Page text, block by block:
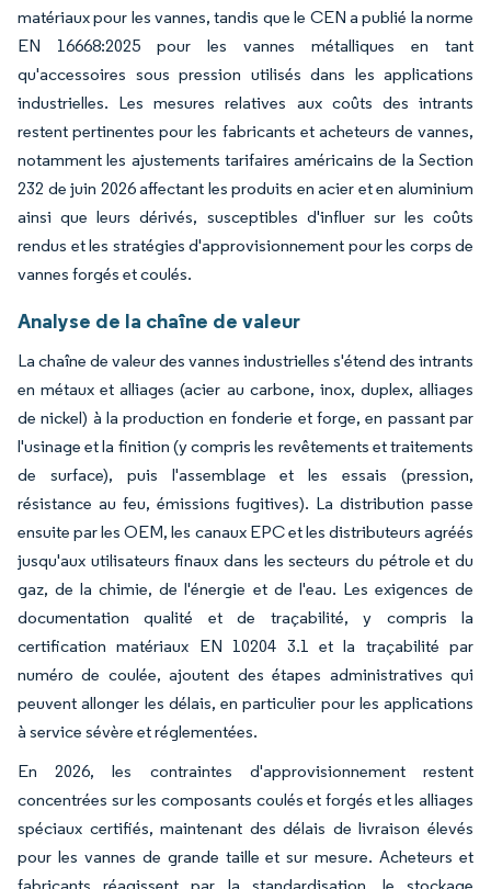
matériaux pour les vannes, tandis que le CEN a publié la norme
EN 16668:2025 pour les vannes métalliques en tant
qu'accessoires sous pression utilisés dans les applications
industrielles. Les mesures relatives aux coûts des intrants
restent pertinentes pour les fabricants et acheteurs de vannes,
notamment les ajustements tarifaires américains de la Section
232 de juin 2026 affectant les produits en acier et en aluminium
ainsi que leurs dérivés, susceptibles d'influer sur les coûts
rendus et les stratégies d'approvisionnement pour les corps de
vannes forgés et coulés.
Analyse de la chaîne de valeur
La chaîne de valeur des vannes industrielles s'étend des intrants
en métaux et alliages (acier au carbone, inox, duplex, alliages
de nickel) à la production en fonderie et forge, en passant par
l'usinage et la finition (y compris les revêtements et traitements
de surface), puis l'assemblage et les essais (pression,
résistance au feu, émissions fugitives). La distribution passe
ensuite par les OEM, les canaux EPC et les distributeurs agréés
jusqu'aux utilisateurs finaux dans les secteurs du pétrole et du
gaz, de la chimie, de l'énergie et de l'eau. Les exigences de
documentation qualité et de traçabilité, y compris la
certification matériaux EN 10204 3.1 et la traçabilité par
numéro de coulée, ajoutent des étapes administratives qui
peuvent allonger les délais, en particulier pour les applications
à service sévère et réglementées.
En 2026, les contraintes d'approvisionnement restent
concentrées sur les composants coulés et forgés et les alliages
spéciaux certifiés, maintenant des délais de livraison élevés
pour les vannes de grande taille et sur mesure. Acheteurs et